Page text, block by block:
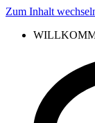
Zum Inhalt